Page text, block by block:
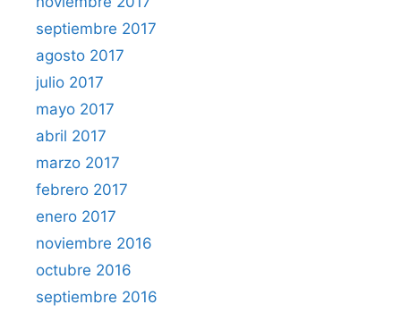
septiembre 2017
agosto 2017
julio 2017
mayo 2017
abril 2017
marzo 2017
febrero 2017
enero 2017
noviembre 2016
octubre 2016
septiembre 2016